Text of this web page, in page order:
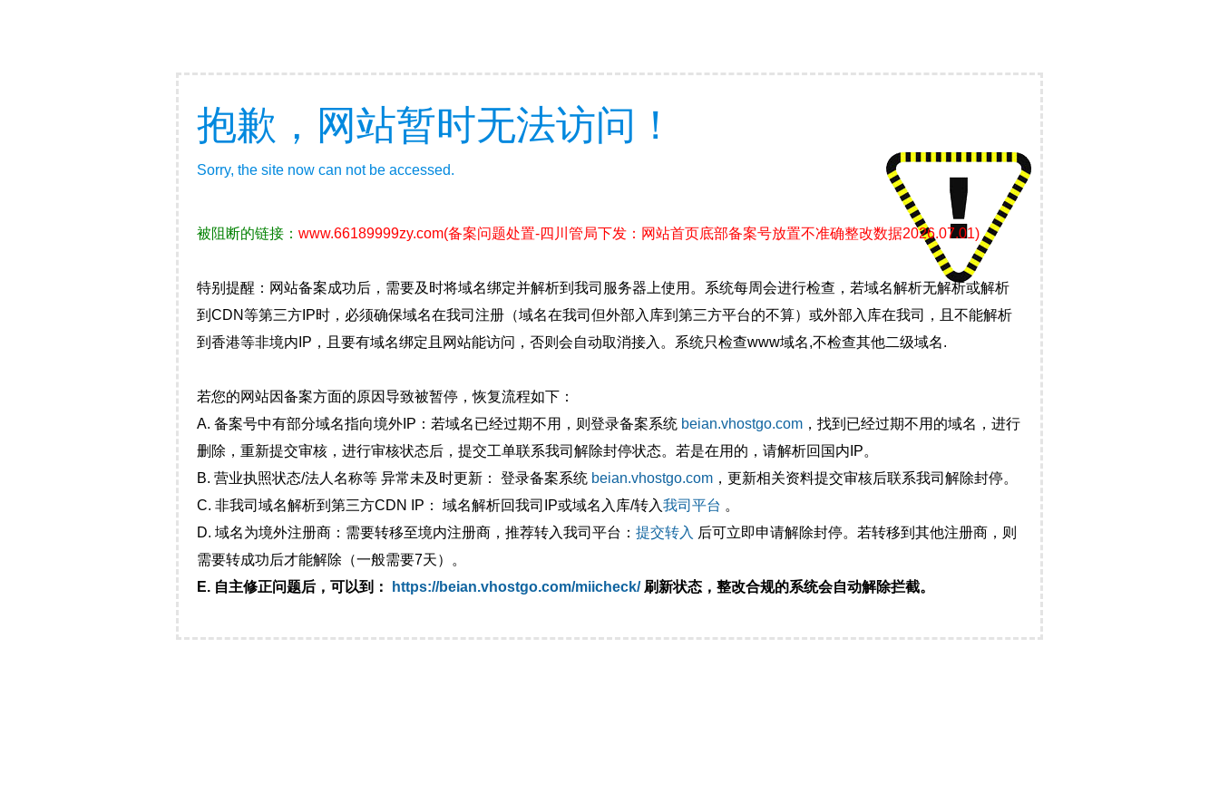
抱歉，网站暂时无法访问！
Sorry, the site now can not be accessed.
被阻断的链接： www.66189999zy.com(备案问题处置-四川管局下发：网站首页底部备案号放置不准确整改数据2026.07.01)
特别提醒：网站备案成功后，需要及时将域名绑定并解析到我司服务器上使用。系统每周会进行检查，若域名解析无解析或解析
到CDN等第三方IP时，必须确保域名在我司注册（域名在我司但外部入库到第三方平台的不算）或外部入库在我司，且不能解析
到香港等非境内IP，且要有域名绑定且网站能访问，否则会自动取消接入。系统只检查www域名,不检查其他二级域名.
若您的网站因备案方面的原因导致被暂停，恢复流程如下：
A. 备案号中有部分域名指向境外IP：若域名已经过期不用，则登录备案系统 beian.vhostgo.com ，找到已经过期不用的域名，进行
删除，重新提交审核，进行审核状态后，提交工单联系我司解除封停状态。若是在用的，请解析回国内IP。
B. 营业执照状态/法人名称等 异常未及时更新： 登录备案系统 beian.vhostgo.com ，更新相关资料提交审核后联系我司解除封停。
C. 非我司域名解析到第三方CDN IP： 域名解析回我司IP或域名入库/转入我司平台 。
D. 域名为境外注册商：需要转移至境内注册商，推荐转入我司平台： 提交转入 后可立即申请解除封停。若转移到其他注册商，则
需要转成功后才能解除（一般需要7天）。
E. 自主修正问题后，可以到：
https://beian.vhostgo.com/miicheck/刷新状态，整改合规的系统会自动解除拦截。